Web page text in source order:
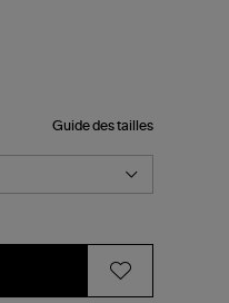
Guide des tailles